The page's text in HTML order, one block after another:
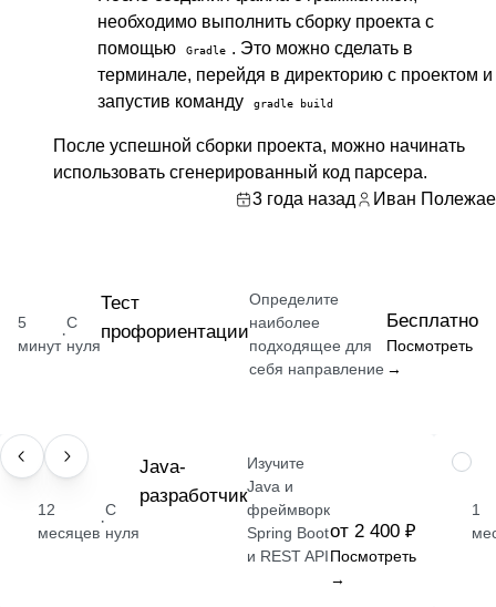
необходимо выполнить сборку проекта с
помощью
Gradle . Это можно сделать в
терминале, перейдя в директорию с проектом и
запустив команду
gradle build
После успешной сборки проекта, можно начинать
использовать сгенерированный код парсера.
3 года назад
Иван
5
минут
·
С
нуля
Тест
профориентации
Определите
наиболее
подходящее для
себя направление
Бесплатно
Посмотреть
→
ПРОФЕССИЯ
12
месяцев
·
С
нуля
Java-
разработчик
Изучите
Java и
фреймворк
Spring Boot
и REST API
от 2 400 ₽
Посмотреть
→
1